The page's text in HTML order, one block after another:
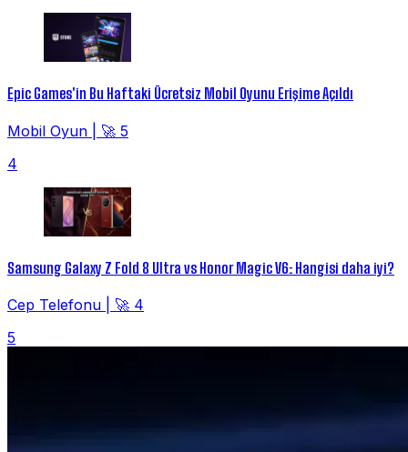
Epic Games'in Bu Haftaki Ücretsiz Mobil Oyunu Erişime Açıldı
Mobil Oyun
🚀 5
4
Samsung Galaxy Z Fold 8 Ultra vs Honor Magic V6: Hangisi daha iyi?
Cep Telefonu
🚀 4
5